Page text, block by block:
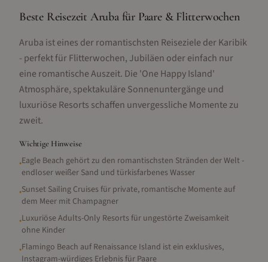
Beste Reisezeit Aruba für Paare & Flitterwochen
Aruba ist eines der romantischsten Reiseziele der Karibik
- perfekt für Flitterwochen, Jubiläen oder einfach nur
eine romantische Auszeit. Die 'One Happy Island'
Atmosphäre, spektakuläre Sonnenuntergänge und
luxuriöse Resorts schaffen unvergessliche Momente zu
zweit.
Wichtige Hinweise
•Eagle Beach gehört zu den romantischsten Stränden der Welt -
endloser weißer Sand und türkisfarbenes Wasser
•Sunset Sailing Cruises für private, romantische Momente auf
dem Meer mit Champagner
•Luxuriöse Adults-Only Resorts für ungestörte Zweisamkeit
ohne Kinder
•Flamingo Beach auf Renaissance Island ist ein exklusives,
Instagram-würdiges Erlebnis für Paare